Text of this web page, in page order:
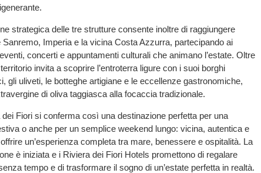
strategica delle tre strutture consente inoltre di raggiungere
Sanremo, Imperia e la vicina Costa Azzurra, partecipando ai
concerti e appuntamenti culturali che animano l’estate. Oltre
invita a scoprire l’entroterra ligure con i suoi borghi
gli uliveti, le botteghe artigiane e le eccellenze gastronomiche,
di oliva taggiasca alla focaccia tradizionale.
dei Fiori si conferma così una destinazione perfetta per una
o anche per un semplice weekend lungo: vicina, autentica e
un’esperienza completa tra mare, benessere e ospitalità. La
è iniziata e i Riviera dei Fiori Hotels promettono di regalare
tempo e di trasformare il sogno di un’estate perfetta in realtà.